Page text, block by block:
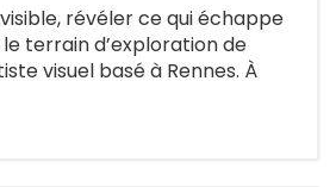
révéler ce qui échappe
terrain d’exploration de
visuel basé à Rennes. À